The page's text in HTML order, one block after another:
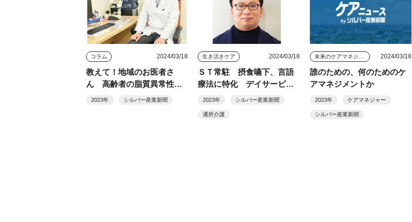
コラム 2024/03/18
教えて！地域のお医者さ
ん 高齢者の脂質異常性の
基礎知識
2023年 シルバー産業新聞
生き活きケア 2024/03/18
ＳＴ常駐 摂食嚥下、言語
療法に特化 デイサービス
センター言葉の森（埼玉県
2023年 シルバー産業新聞
通所介護
2024/03/18
誰のための、何のためのケ
アマネジメントか
2023年 ケアマネジャー
シルバー産業新聞